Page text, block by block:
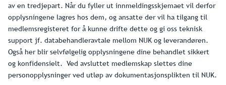
av en tredjepart. Når du fyller ut innmeldingsskjemaet vil derfor
opplysningene lagres hos dem, og ansatte der vil ha tilgang til
medlemsregisteret for å kunne drifte dette og gi oss teknisk
support jf. databehandleravtale mellom NUK og leverandøren.
Også her blir selvfølgelig opplysningene dine behandlet sikkert
og konfidensielt. Ved avsluttet medlemskap slettes dine
personopplysninger ved utløp av dokumentasjonsplikten til NUK.